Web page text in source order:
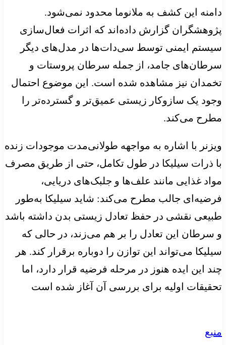
دامنه این کشف به ملانوما محدود نمی‌شود.
پژوهشگران گزارش داده‌اند که اثرات فعال‌سازی
سیستم ایمنی توسط سی‌دات‌ها در مدل‌های دیگر
سرطان‌های جامد، از جمله سرطان پروستات و
تخمدان نیز مشاهده شده است. این موضوع احتمال
وجود یک سازوکار زیستی عمیق‌تر و گسترده‌تر را
مطرح می‌کند.
ویزنر با اشاره به مواجهه طولانی‌مدت موجودات زنده
با ذرات سیلیکا در طول تکامل، حتی از طریق مصرف
مواد غذایی مانند علف‌ها و جلبک‌های دریایی،
فرضیه‌ای جالب مطرح می‌کند: شاید سیلیکا به‌طور
طبیعی نقشی در حفظ تعادل زیستی بدن داشته باشد
و سرطان این تعادل را بر هم می‌زند، در حالی که
سیلیکا می‌تواند این توازن را دوباره برقرار کند. هر
چند این ایده هنوز در مرحله فرضیه قرار دارد، اما
تحقیقات اولیه برای بررسی آن آغاز شده است
منبع